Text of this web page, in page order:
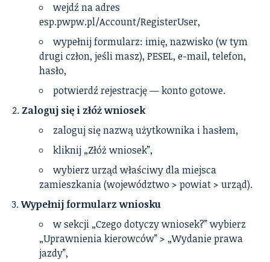
wejdź na adres
esp.pwpw.pl/Account/RegisterUser,
wypełnij formularz: imię, nazwisko (w tym
drugi człon, jeśli masz), PESEL, e-mail, telefon,
hasło,
potwierdź rejestrację — konto gotowe.
Zaloguj się i złóż wniosek
zaloguj się nazwą użytkownika i hasłem,
kliknij „Złóż wniosek”,
wybierz urząd właściwy dla miejsca
zamieszkania (województwo > powiat > urząd).
Wypełnij formularz wniosku
w sekcji „Czego dotyczy wniosek?” wybierz
„Uprawnienia kierowców” > „Wydanie prawa
jazdy”,